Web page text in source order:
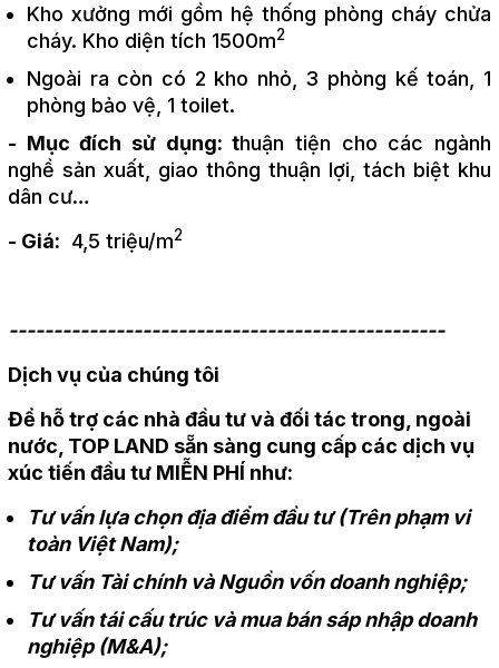
Kho xưởng mới gồm hệ thống phòng cháy chửa
cháy. Kho diện tích 1500m2
Ngoài ra còn có 2 kho nhỏ, 3 phòng kế toán, 1
phòng bảo vệ, 1 toilet.
- Mục đích sử dụng: thuận tiện cho các ngành
nghề sản xuất, giao thông thuận lợi, tách biệt khu
dân cư…
- Giá: 4,5 triệu/m2
-------------------------------------------------
Dịch vụ của chúng tôi
Để hỗ trợ các nhà đầu tư và đối tác trong, ngoài
nước, TOP LAND sẵn sàng cung cấp các dịch vụ
xúc tiến đầu tư MIỄN PHÍ như:
Tư vấn lựa chọn địa điểm đầu tư (Trên phạm vi
toàn Việt Nam);
Tư vấn Tài chính và Nguồn vốn doanh nghiệp;
Tư vấn tái cấu trúc và mua bán sáp nhập doanh
nghiệp (M&A);